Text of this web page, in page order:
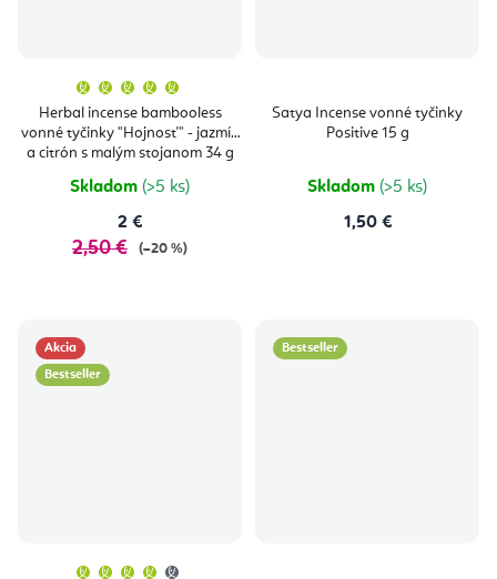
Herbal incense bambooless
vonné tyčinky "Hojnosť" - jazmín
a citrón s malým stojanom 34 g
produktu
je
5,0
z
5
hviezdičiek.
Skladom (>5 ks)
2 €
2,50 € (–20 %)
Satya Incense vonné tyčinky
Positive 15 g
Skladom (>5 ks)
1,50 €
Akcia
Bestseller
Bestseller